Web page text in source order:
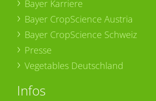
Bayer Karriere
Bayer CropScience Austria
Bayer CropScience Schweiz
Presse
Vegetables Deutschland
Infos